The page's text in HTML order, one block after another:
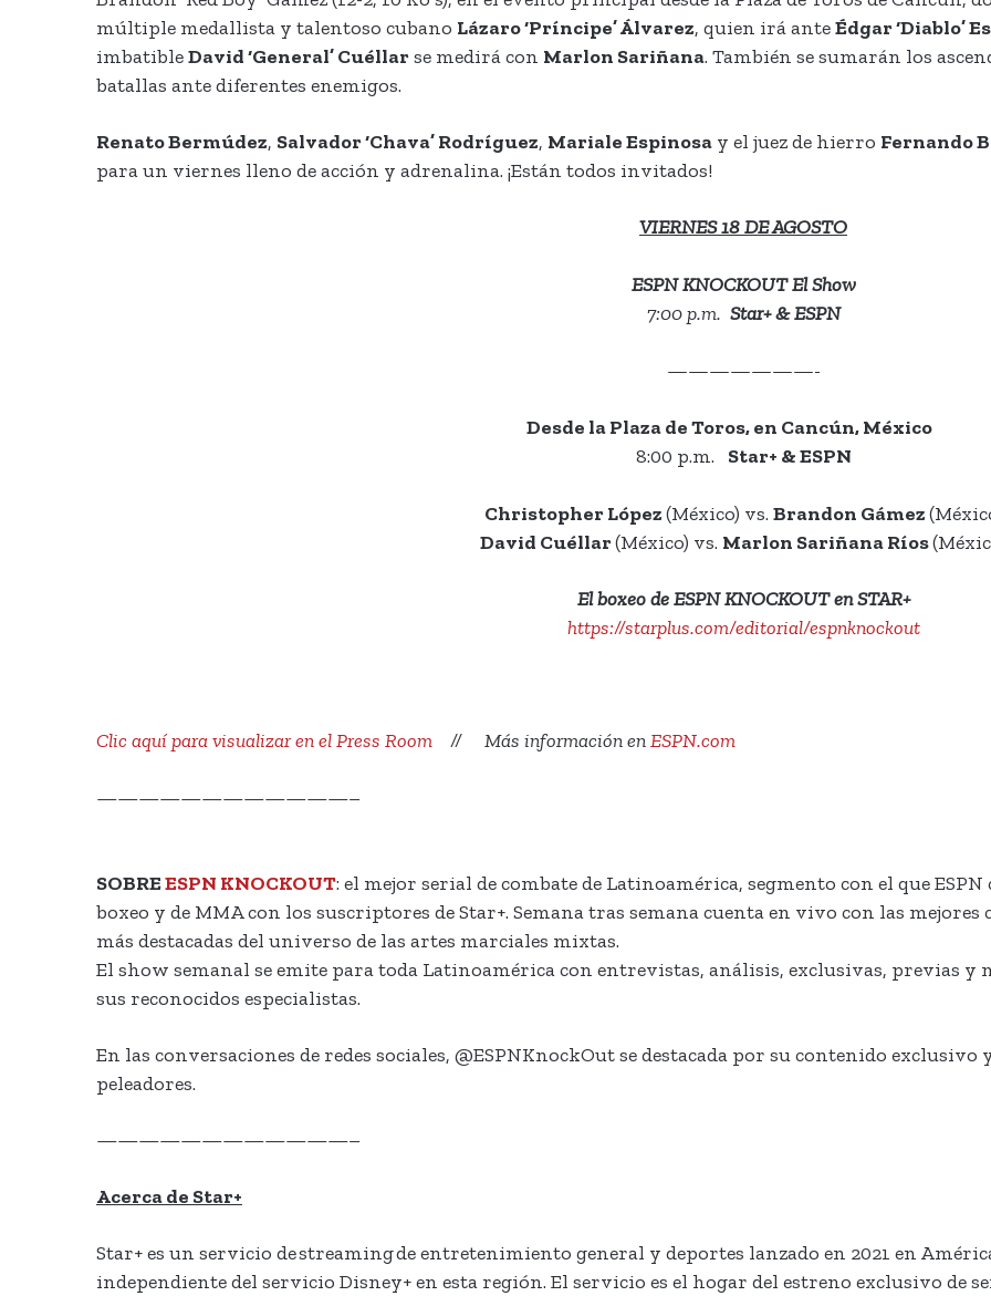
múltiple medallista y talentoso cubano Lázaro ‘Príncipe’ Álvarez, quien irá anteÉdgar ‘Diablo’
imbatibleDavid ‘General’ Cuéllarse medirá con Marlon Sariñana. También se sumarán los
batallas ante diferentes enemigos.
Renato Bermúdez, Salvador ‘Chava’ Rodríguez, Mariale Espinosa y el juez de hierro Fernando
para un viernes lleno de acción y adrenalina. ¡Están todos invitados!
VIERNES18 DE AGOSTO
ESPN KNOCKOUT El Show
7:00 p.m. Star+ & ESPN
———————-
Desde la Plaza de Toros, en Cancún, México
8:00 p.m. Star+ & ESPN
Christopher López(México) vs. Brandon Gámez
David Cuéllar(México) vs. Marlon Sariñana Ríos
El boxeo de ESPN KNOCKOUT en STAR+
https://starplus.com/editorial/espnknockout
Clic aquí para visualizar en el Press Room // Más información enESPN.com
————————————–
SOBREESPN KNOCKOUT: el mejor serial de combate de Latinoamérica, segmento con el que
boxeo y de MMA con los suscriptores de Star+. Semana tras semana cuenta en vivo con las mejores
más destacadas del universo de las artes marciales mixtas.
El show semanal se emite para toda Latinoamérica con entrevistas, análisis, exclusivas, previas y
sus reconocidos especialistas.
En las conversaciones de redes sociales, @ESPNKnockOut se destacada por su contenido
peleadores.
————————————–
Acerca de Star+
Star+ es un servicio de streaming de entretenimiento general y deportes lanzado en 2021 en
independiente del servicio Disney+ en esta región. El servicio es el hogar del estreno exclusivo de